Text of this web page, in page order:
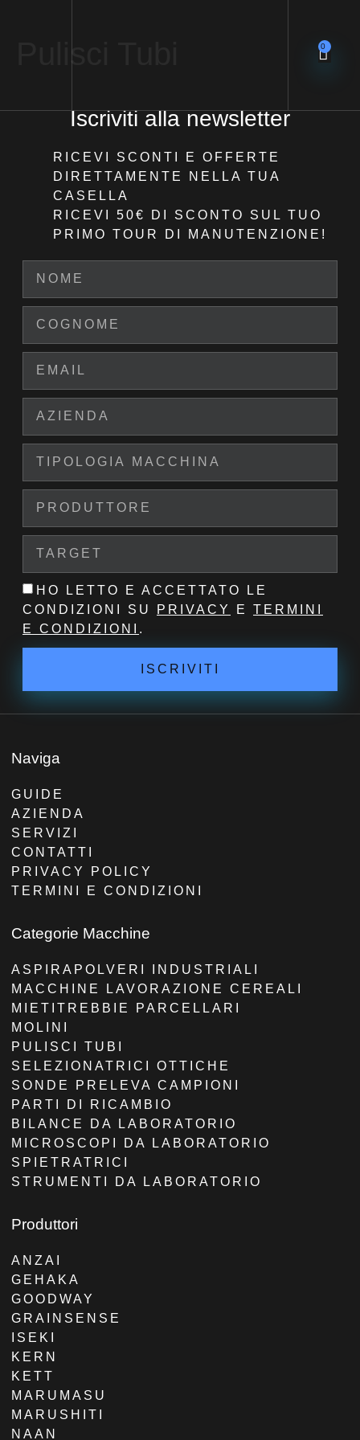
0
Iscriviti alla newsletter
RICEVI SCONTI E OFFERTE
DIRETTAMENTE NELLA TUA
CASELLA
RICEVI 50€ DI SCONTO
SUL TUO
PRIMO TOUR DI MANUTENZIONE!
HO LETTO E ACCETTATO LE
CONDIZIONI SU
PRIVACY E TERMINI
E CONDIZIONI .
ISCRIVITI
Naviga
GUIDE
AZIENDA
SERVIZI
CONTATTI
PRIVACY POLICY
TERMINI E CONDIZIONI
Categorie Macchine
ASPIRAPOLVERI INDUSTRIALI
MACCHINE LAVORAZIONE CEREALI
MIETITREBBIE PARCELLARI
MOLINI
PULISCI TUBI
SELEZIONATRICI OTTICHE
SONDE PRELEVA CAMPIONI
PARTI DI RICAMBIO
BILANCE DA LABORATORIO
MICROSCOPI DA LABORATORIO
SPIETRATRICI
STRUMENTI DA LABORATORIO
Produttori
ANZAI
GEHAKA
GOODWAY
GRAINSENSE
ISEKI
KERN
KETT
MARUMASU
MARUSHITI
NAAN